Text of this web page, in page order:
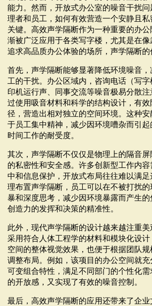
能力。然而，开放式办公室的噪音干扰
理者和员工，如何有效营造一个安静且
关键。高效声学隔断作为一种重要的办
渐被广泛应用于各类写字楼，尤其是在
追求高品质办公体验的场所，声学隔断的
首先，声学隔断能够显著降低环境噪音
工的干扰。办公区域内，咨询电话（写
印机运行声、同事交流等噪音极易分散
过使用吸音材料和科学的结构设计，有
径，营造出相对独立的空间环境。这种
于员工集中精神，减少因环境嘈杂而引
时间工作的耐受度。
其次，声学隔断不仅仅是物理上的隔音
的私密性和安全感。许多创新型工作内
中和信息保护，开放式布局往往难以满
理布置声学隔断，员工可以在不被打扰
暴和深度思考，减少因环境暴露而产生
创造力的发挥和决策的精准性。
此外，现代声学隔断的设计越来越注重美
采用符合人体工程学的材料和模块化设
空间的整体视觉效果，也便于根据团队
调整布局。例如，该项目的办公空间就
可变组合特性，满足不同部门的个性化
的开放感，又实现了有效的噪音控制。
最后，高效声学隔断的应用还带来了企